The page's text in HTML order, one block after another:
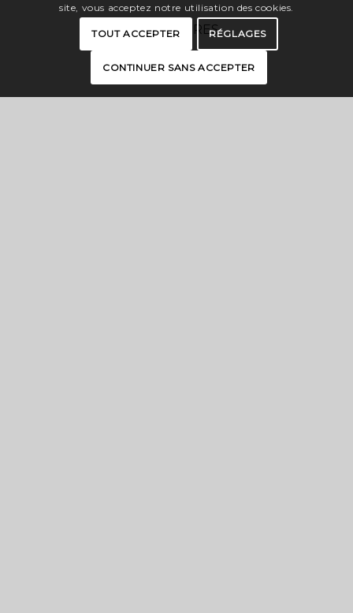
BROCHURES
PRESS
site, vous acceptez notre utilisation des cookies.
TOUT ACCEPTER RÉGLAGES
CONTINUER SANS ACCEPTER